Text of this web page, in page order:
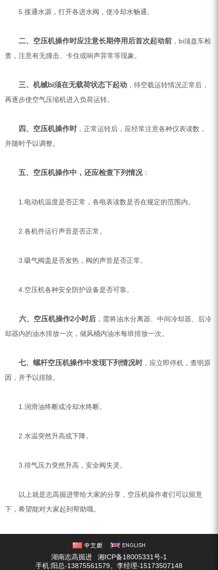
5.接通水源，打开各进水阀，使冷却水畅通。
二、空压机操作时应注意长期停用后首次起动前 ，bi须盘车检
查，注意有无撞击、卡住或响声异常等现象。
三、机械bi须在无载荷状态下起动 ，待空载运转情况正常后，
再逐步使空气压缩机进入负荷运转。
四、空压机操作时，正常运转后，应经常注意各种仪表读数，
并随时予以调整。
五、空压机操作中，还应检查下列情况：
1.电动机温度是否正常，各电表读数是否在规定的范围内。
2.各机件运行声音是否正常。
3.吸气阀盖是否发热，阀的声音是否正常。
4.空压机各种安全防护设备是否可靠。
六、空压机操作2小时后 ，需将油水分离器、中间冷却器、后冷
却器内的油水排放一次，储风桶内油水每班排放一次。
七、螺杆空压机操作中发现下列情况时，应立即停机，查明原
因，并予以排除。
1.润滑油终断或冷却水终断。
2.水温突然升高或下降。
3.排气压力突然升高，安全阀失灵。
以上就是志高掘进带给大家的分享，空压机操作者们可以留意
下，希望能对大家起到帮助哦。
湖南志高掘进 湘ICP备18005331号-1
手机:阳总-13875561579。李经理-15173507148